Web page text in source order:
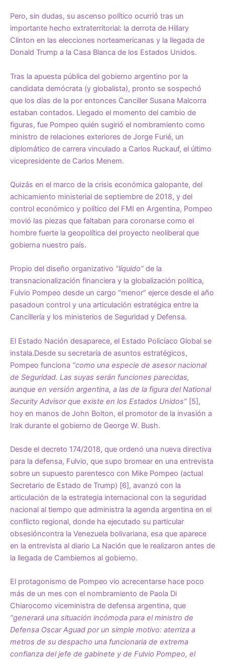
Pero, sin dudas, su ascenso político ocurrió tras un
importante hecho extraterritorial: la derrota de Hillary
Clinton en las elecciones norteamericanas y la llegada de
Donald Trump a la Casa Blanca de los Estados Unidos.
Tras la apuesta pública del gobierno argentino por la
candidata demócrata (y globalista), pronto se sospechó
que los días de la por entonces Canciller Susana Malcorra
estaban contados. Llegado el momento del cambio de
figuras, fue Pompeo quién sugirió el nombramiento como
ministro de relaciones exteriores de Jorge Furié, un
diplomático de carrera vinculado a Carlos Ruckauf, el último
vicepresidente de Carlos Menem.
Quizás en el marco de la crisis económica galopante, del
achicamiento ministerial de septiembre de 2018, y del
control económico y político del FMI en Argentina, Pompeo
movió las piezas que faltaban para coronarse como el
hombre fuerte la geopolítica del proyecto neoliberal que
gobierna nuestro país.
Propio del diseño organizativo “líquido” de la
transnacionalización financiera y la globalización política,
Fulvio Pompeo desde un cargo “menor” ejerce desde el año
pasadoun control y una articulación estratégica entre la
Cancillería y los ministerios de Seguridad y Defensa.
El Estado Nación desaparece, el Estado Policíaco Global se
instala.Desde su secretaría de asuntos estratégicos,
Pompeo funciona “como una especie de asesor nacional
de Seguridad. Las suyas serán funciones parecidas,
aunque en versión argentina, a las de la figura del National
Security Advisor que existe en los Estados Unidos” [5],
hoy en manos de John Bolton, el promotor de la invasión a
Irak durante el gobierno de George W. Bush.
Desde el decreto 174/2018, que ordenó una nueva directiva
para la defensa, Fulvio, que supo bromear en una entrevista
sobre un supuesto parentesco con Mike Pompeo (actual
Secretario de Estado de Trump) [6], avanzó con la
articulación de la estrategia internacional con la seguridad
nacional al tiempo que administra la agenda argentina en el
conflicto regional, donde ha ejecutado su particular
obsesióncontra la Venezuela bolivariana, esa que aparece
en la entrevista al diario La Nación que le realizaron antes de
la llegada de Cambiemos al gobierno.
El protagonismo de Pompeo vio acrecentarse hace poco
más de un mes con el nombramiento de Paola Di
Chiarocomo viceministra de defensa argentina, que
“generará una situación incómoda para el ministro de
Defensa Oscar Aguad por un simple motivo: aterriza a
metros de su despacho una funcionaria de extrema
confianza del jefe de gabinete y de Fulvio Pompeo, el